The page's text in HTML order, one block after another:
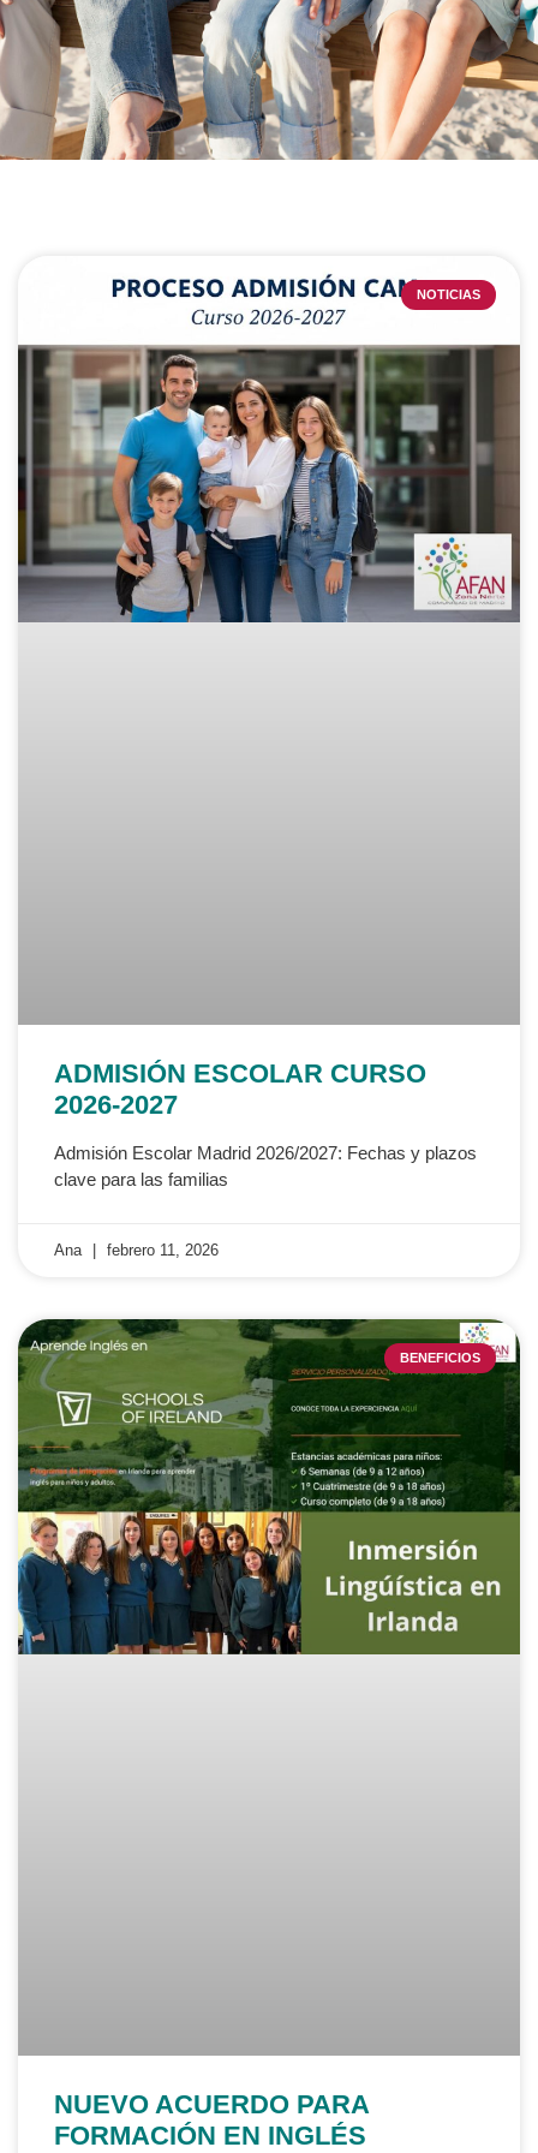
NOTICIAS
ADMISIÓN ESCOLAR CURSO
2026-2027
Admisión Escolar Madrid 2026/2027: Fechas y plazos
clave para las familias
Ana febrero 11, 2026
BENEFICIOS
NUEVO ACUERDO PARA
FORMACIÓN EN INGLÉS